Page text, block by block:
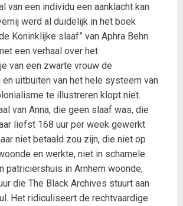
van een individu een aanklacht kan
werd al duidelijk in het boek
Koninklijke slaaf” van Aphra Behn
een verhaal over het
van een zwarte vrouw de
en uitbuiten van het hele systeem van
te illustreren klopt niet.
van Anna, die geen slaaf was, die
liefst 168 uur per week gewerkt
niet betaald zou zijn, die niet op
en werkte, niet in schamele
patriciërshuis in Arnhem woonde,
die The Black Archives stuurt aan
Het ridiculiseert de rechtvaardige